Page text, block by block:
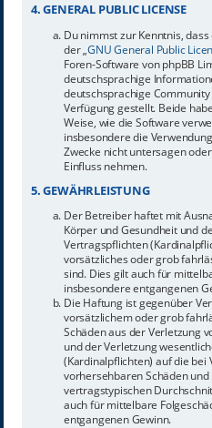
4. GENERAL PUBLIC LICENSE
Du nimmst zur Kenntnis,
der „GNU General Public
Foren-Software von phpBB
deutschsprachige
deutschsprachige
Verfügung gestellt. Beide
Weise, wie die Software
insbesondere die
Zwecke nicht untersagen
Einfluss nehmen.
5. GEWÄHRLEISTUNG
Der Betreiber haftet mit
Körper und Gesundheit und
Vertragspflichten
vorsätzliches oder grob
sind. Dies gilt auch für
insbesondere entgangenen
Die Haftung ist gegenüber
vorsätzlichem oder grob
Schäden aus der Verletzung
und der Verletzung
(Kardinalpflichten) auf die bei
vorhersehbaren Schäden
vertragstypischen
auch für mittelbare
entgangenen Gewinn.